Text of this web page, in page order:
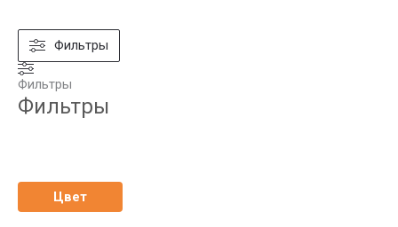
Фильтры
Фильтры
Фильтры
Цвет